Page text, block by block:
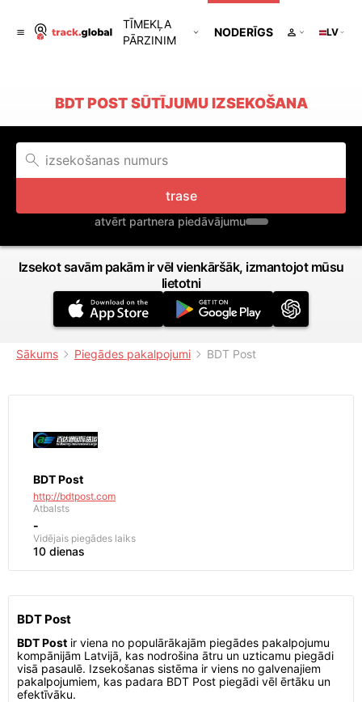
TĪMEKĻA
PĀRZINIM
NODERĪGS LV
BDT POST SŪTĪJUMU IZSEKOŠANA
trase
atvērt partnera piedāvājumu
Izsekot savām pakām ir vēl vienkāršāk, izmantojot mūsu
lietotni
Sākums Piegādes pakalpojumi BDT Post
BDT Post
http://bdtpost.com
Atbalsts
-
Vidējais piegādes laiks
10 dienas
BDT Post
BDT Post ir viena no populārākajām piegādes pakalpojumu
kompānijām Latvijā, kas nodrošina ātru un uzticamu piegādi
visā pasaulē. Izsekošanas sistēma ir viens no galvenajiem
pakalpojumiem, kas padara BDT Post piegādi vēl ērtāku un
efektīvāku.